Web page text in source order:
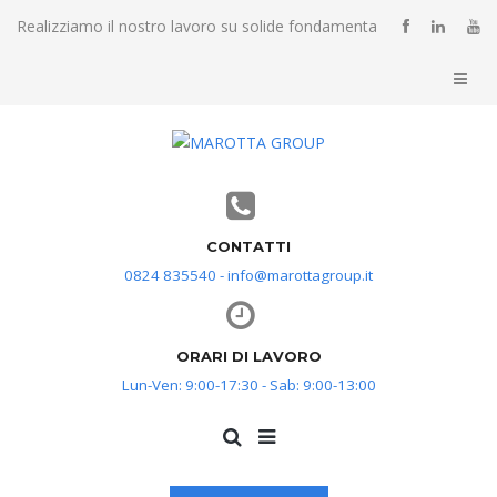
Realizziamo il nostro lavoro su solide fondamenta
CONTATTI
0824 835540 - info@marottagroup.it
ORARI DI LAVORO
Lun-Ven: 9:00-17:30 - Sab: 9:00-13:00